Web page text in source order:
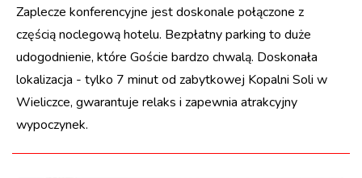
Zaplecze konferencyjne jest doskonale połączone z
częścią noclegową hotelu. Bezpłatny parking to duże
udogodnienie, które Goście bardzo chwalą. Doskonała
lokalizacja - tylko 7 minut od zabytkowej Kopalni Soli w
Wieliczce, gwarantuje relaks i zapewnia atrakcyjny
wypoczynek.